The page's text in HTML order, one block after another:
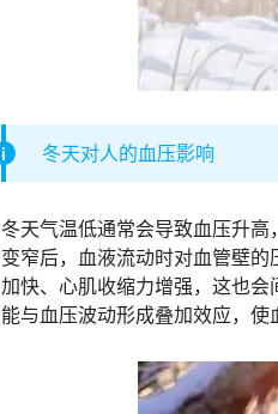
冬天对人的血压影响
冬天气温低通常会导致血压升
变窄后，血液流动时对血管壁
加快、心肌收缩力增强，这也
能与血压波动形成叠加效应，使